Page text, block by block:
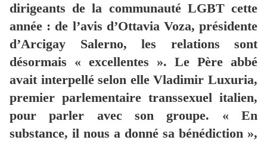
dirigeants de la communauté LGBT cette
année : de l’avis d’Ottavia Voza, présidente
d’Arcigay Salerno, les relations sont
désormais « excellentes ». Le Père abbé
avait interpellé selon elle Vladimir Luxuria,
premier parlementaire transsexuel italien,
pour parler avec son groupe. « En
substance, il nous a donné sa bénédiction »,